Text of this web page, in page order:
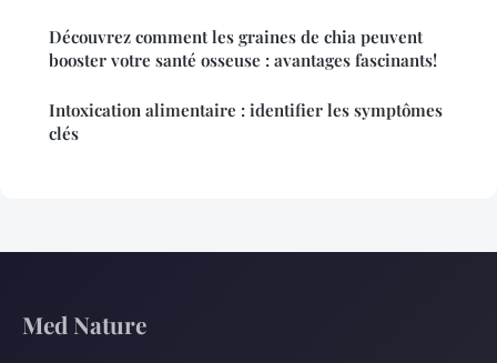
Découvrez comment les graines de chia peuvent
booster votre santé osseuse : avantages fascinants!
Intoxication alimentaire : identifier les symptômes
clés
Med Nature